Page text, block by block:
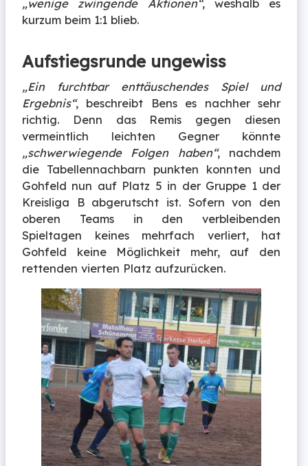
„wenige zwingende Aktionen“, weshalb es
kurzum beim 1:1 blieb.
Aufstiegsrunde ungewiss
„Ein furchtbar enttäuschendes Spiel und
Ergebnis“, beschreibt Bens es nachher sehr
richtig. Denn das Remis gegen diesen
vermeintlich leichten Gegner könnte
„schwerwiegende Folgen haben“, nachdem
die Tabellennachbarn punkten konnten und
Gohfeld nun auf Platz 5 in der Gruppe 1 der
Kreisliga B abgerutscht ist. Sofern von den
oberen Teams in den verbleibenden
Spieltagen keines mehrfach verliert, hat
Gohfeld keine Möglichkeit mehr, auf den
rettenden vierten Platz aufzurücken.